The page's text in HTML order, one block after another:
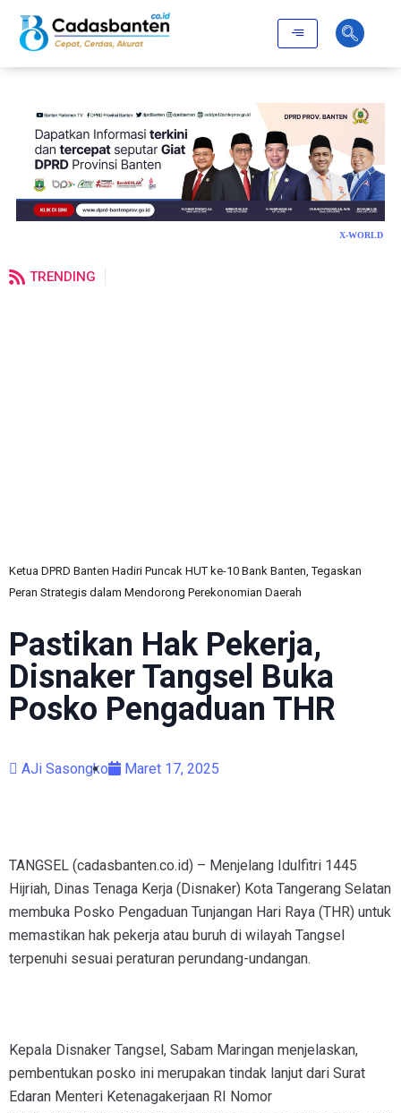
X-WORLD
TRENDING
Ketua DPRD Banten Hadiri Puncak HUT ke-10 Bank Banten, Tegaskan
Peran Strategis dalam Mendorong Perekonomian Daerah
Pastikan Hak Pekerja,
Disnaker Tangsel Buka
Posko Pengaduan THR
AJi Sasongko Maret 17, 2025
TANGSEL (cadasbanten.co.id) – Menjelang Idulfitri 1445
Hijriah, Dinas Tenaga Kerja (Disnaker) Kota Tangerang Selatan
membuka Posko Pengaduan Tunjangan Hari Raya (THR) untuk
memastikan hak pekerja atau buruh di wilayah Tangsel
terpenuhi sesuai peraturan perundang-undangan.
Kepala Disnaker Tangsel, Sabam Maringan menjelaskan,
pembentukan posko ini merupakan tindak lanjut dari Surat
Edaran Menteri Ketenagakerjaan RI Nomor